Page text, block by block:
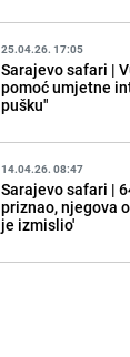
25.04.26. 17:05
Sarajevo safari |
pomoć umjetne
pušku"
14.04.26. 08:47
Sarajevo safari |
priznao, njegova
je izmislio'